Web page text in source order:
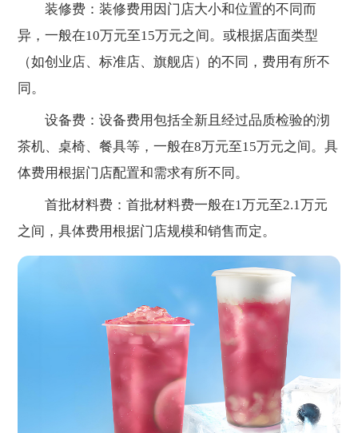
装修费：装修费用因门店大小和位置的不同而
异，一般在10万元至15万元之间。或根据店面类型
（如创业店、标准店、旗舰店）的不同，费用有所不
同。
设备费：设备费用包括全新且经过品质检验的沏
茶机、桌椅、餐具等，一般在8万元至15万元之间。具
体费用根据门店配置和需求有所不同。
首批材料费：首批材料费一般在1万元至2.1万元
之间，具体费用根据门店规模和销售而定。